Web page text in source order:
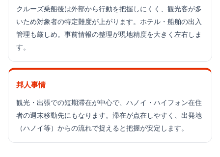
クルーズ乗船後は外部から行動を把握しにくく、観光客が多
いため対象者の特定難度が上がります。ホテル・船舶の出入
管理も厳しめ。事前情報の整理が現地精度を大きく左右しま
す。
邦人事情
観光・出張での短期滞在が中心で、ハノイ・ハイフォン在住
者の週末移動先にもなります。滞在が点在しやすく、出発地
（ハノイ等）からの流れで捉えると把握が安定します。